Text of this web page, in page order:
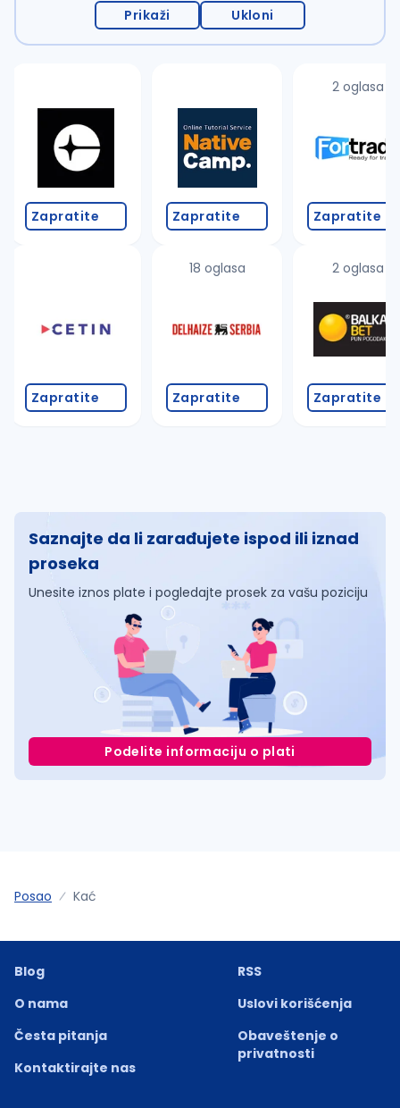
Prikaži Ukloni
Zapratite
Zapratite
Zapratite
18 oglasa
Zapratite
2 oglasa
Zapratite
2 oglasa
Zapratite
Saznajte da li zarađujete ispod ili iznad
proseka
Unesite iznos plate i pogledajte prosek za vašu poziciju
Podelite informaciju o plati
Posao Kać
Blog
O nama
Česta pitanja
Kontaktirajte nas
RSS
Uslovi korišćenja
Obaveštenje o
privatnosti